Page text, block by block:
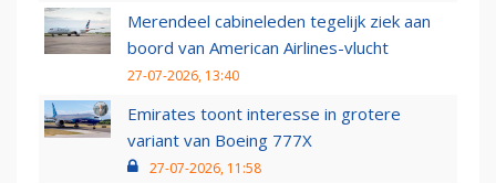
Merendeel cabineleden tegelijk ziek aan
boord van American Airlines-vlucht
27-07-2026, 13:40
Emirates toont interesse in grotere
variant van Boeing 777X
27-07-2026, 11:58